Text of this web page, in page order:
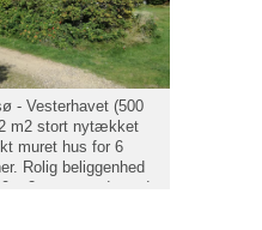
- Vesterhavet (500
m2 stort nytækket
muret hus for 6
Rolig beliggenhed
m2 stor grund, med